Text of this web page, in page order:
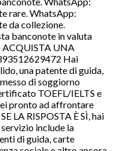
rare. WhatsApp:
da collezione.
banconote in valuta
ACQUISTA UNA
Hai
una patente di guida,
di soggiorno
TOEFL/IELTS e
pronto ad affrontare
LA RISPOSTA È SÌ, hai
include la
di guida, carte